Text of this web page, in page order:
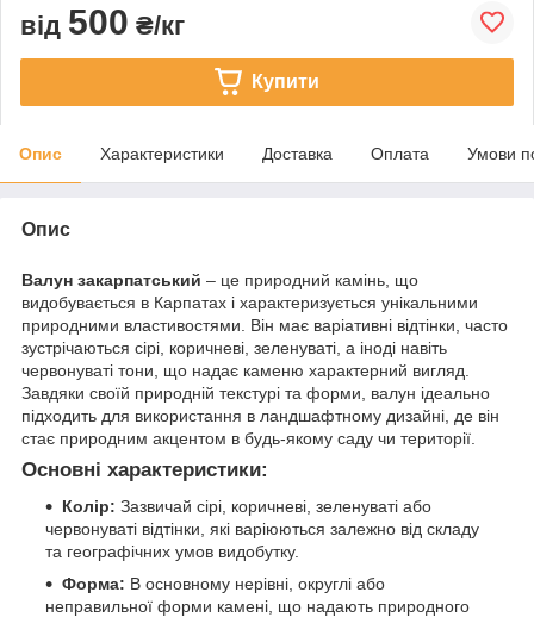
від 500 ₴/кг
Купити
Опис Характеристики Доставка Оплата Умови
Опис
Валун закарпатський – це природний камінь, що
видобувається в Карпатах і характеризується унікальними
природними властивостями. Він має варіативні відтінки, часто
зустрічаються сірі, коричневі, зеленуваті, а іноді навіть
червонуваті тони, що надає каменю характерний вигляд.
Завдяки своїй природній текстурі та форми, валун ідеально
підходить для використання в ландшафтному дизайні, де він
стає природним акцентом в будь-якому саду чи території.
Основні характеристики:
Колір: Зазвичай сірі, коричневі, зеленуваті або
червонуваті відтінки, які варіюються залежно від складу
та географічних умов видобутку.
Форма: В основному нерівні, округлі або
неправильної форми камені, що надають природного